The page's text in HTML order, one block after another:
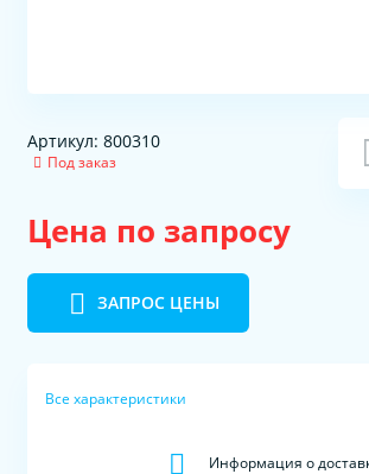
Артикул: 800310
Под заказ
Цена по запросу
ЗАПРОС ЦЕНЫ
Все характеристики
Информация о